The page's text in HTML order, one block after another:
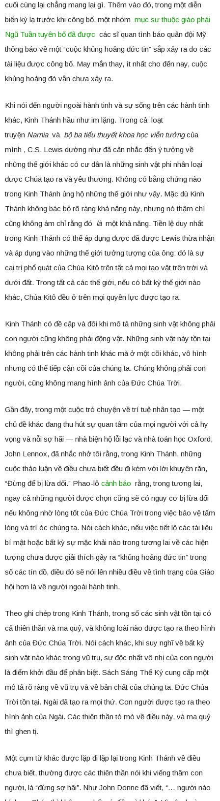
cuối cùng lại chẳng mang lại gì. Thêm vào đó, trong một diễn
biến kỳ lạ trước khi công bố, một nhóm mục sư thuộc giáo phái
Ngũ Tuần tuyên bố đã được các sĩ quan tình báo quân đội Mỹ
thông báo về một “cuộc khủng hoảng đức tin” sắp xảy ra do các
tài liệu được công bố. May mắn thay, ít nhất cho đến nay, cuộc
khủng hoảng đó vẫn chưa xảy ra.
Khi nói đến người ngoài hành tinh và sự sống trên các hành tinh
khác, Kinh Thánh hầu như im lặng. Trong cả loạt
truyện Narnia và bộ ba tiểu thuyết khoa học viễn tưởngcủa
mình , C.S. Lewis dường như đã cân nhắc đến ý tưởng về
những thế giới khác có cư dân là những sinh vật phi nhân loại
được Chúa tạo ra và yêu thương. Không có bằng chứng nào
trong Kinh Thánh ủng hộ những thế giới như vậy. Mặc dù Kinh
Thánh không bác bỏ rõ ràng khả năng này, nhưng nó thậm chí
cũng không ám chỉ rằng đó là một khả năng. Tiền lệ duy nhất
trong Kinh Thánh có thể áp dụng được đã được Lewis thừa nhận
và áp dụng vào những thế giới tưởng tượng của ông: đó là sự
cai trị phổ quát của Chúa Kitô trên tất cả mọi tạo vật trên trời và
dưới đất. Trong tất cả các thế giới, nếu có bất kỳ thế giới nào
khác, Chúa Kitô đều ở trên mọi quyền lực được tạo ra.
Kinh Thánh có đề cập và đôi khi mô tả những sinh vật không phải
con người cũng không phải động vật. Những sinh vật này tồn tại
không phải trên các hành tinh khác mà ở một cõi khác, vô hình
nhưng có thể tiếp cận cõi của chúng ta. Chúng không phải con
người, cũng không mang hình ảnh của Đức Chúa Trời.
Gần đây, trong một cuộc trò chuyện về trí tuệ nhân tạo — một
chủ đề khác đang thu hút sự quan tâm của mọi người với cả hy
vọng và nỗi sợ hãi — nhà biện hộ lỗi lạc và nhà toán học Oxford,
John Lennox, đã nhắc nhở tôi rằng, trong Kinh Thánh, những
cuộc thảo luận về điều chưa biết đều đi kèm với lời khuyên răn,
“Đừng để bị lừa dối.” Phao-lô cảnh báo rằng, trong tương lai,
ngay cả những người được chọn cũng sẽ có nguy cơ bị lừa dối
nếu không nhờ lòng tốt của Đức Chúa Trời trong việc bảo vệ tấm
lòng và trí óc chúng ta. Nói cách khác, nếu việc tiết lộ các tài liệu
bí mật hoặc bất kỳ sự mặc khải nào trong tương lai về các hiện
tượng chưa được giải thích gây ra “khủng hoảng đức tin” trong
số các tín đồ, điều đó sẽ nói lên nhiều điều về tình trạng của Giáo
hội hơn là về người ngoài hành tinh.
Theo ghi chép trong Kinh Thánh, trong số các sinh vật tồn tại có
cả thiên thần và ma quỷ, và không loài nào được tạo ra theo hình
ảnh của Đức Chúa Trời. Nói cách khác, khi suy nghĩ về bất kỳ
sinh vật nào khác trong vũ trụ, sự độc nhất vô nhị của con người
là điểm khởi đầu để phân biệt. Sách Sáng Thế Ký cung cấp một
mô tả rõ ràng về vũ trụ và về bản chất của chúng ta. Đức Chúa
Trời tồn tại. Ngài đã tạo ra mọi thứ. Con người được tạo ra theo
hình ảnh của Ngài. Các thiên thần tò mò về điều này, và ma quỷ
thì ghen tị.
Một cụm từ khác được lặp đi lặp lại trong Kinh Thánh về điều
chưa biết, thường được các thiên thần nói khi viếng thăm con
người, là “đừng sợ hãi”. Như John Donne đã viết, “… người nào